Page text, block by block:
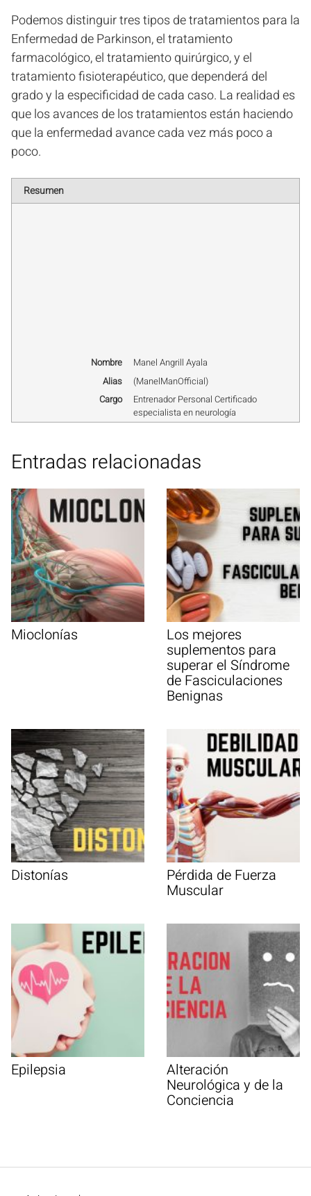
Podemos distinguir tres tipos de tratamientos para la
Enfermedad de Parkinson, el tratamiento
farmacológico, el tratamiento quirúrgico, y el
tratamiento fisioterapéutico, que dependerá del
grado y la especificidad de cada caso. La realidad es
que los avances de los tratamientos están haciendo
que la enfermedad avance cada vez más poco a
poco.
Resumen
Nombre
Manel Angrill Ayala
Alias
(ManelManOfficial)
Cargo
Entrenador Personal Certificado
especialista en neurología
Entradas relacionadas
Mioclonías Los mejores
suplementos para
superar el Síndrome
de Fasciculaciones
Benignas
Distonías Pérdida de Fuerza
Muscular
Epilepsia Alteración
Neurológica y de la
Conciencia